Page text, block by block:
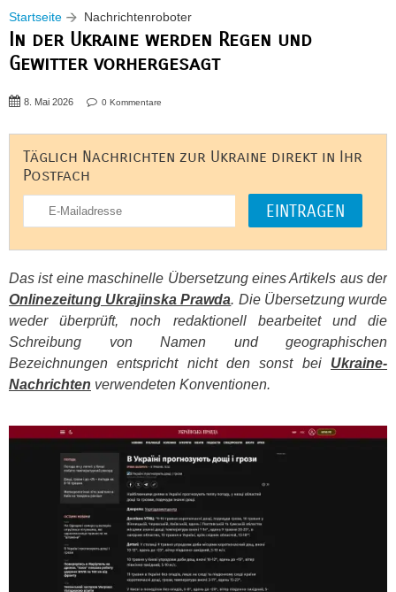
Startseite Nachrichtenroboter
In der Ukraine werden Regen und
Gewitter vorhergesagt
8. Mai 2026 0 Kommentare
Täglich Nachrichten zur Ukraine direkt in Ihr
Postfach
Das ist eine maschinelle Übersetzung eines Artikels aus der
Onlinezeitung Ukrajinska Prawda. Die Übersetzung wurde
weder überprüft, noch redaktionell bearbeitet und die
Schreibung von Namen und geographischen
Bezeichnungen entspricht nicht den sonst bei Ukraine-
Nachrichten verwendeten Konventionen.